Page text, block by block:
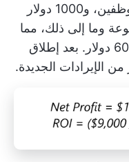
الإبداعية، و3000 دولار لوقت الموظفين، و1000 دولار
وما إلى ذلك، مما
ينتج عنه استثمار إجمالي قدره 6000 دولار. بعد إطلاق